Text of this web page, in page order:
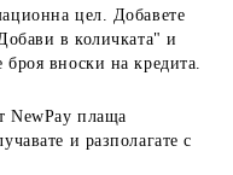
цел. Добавете
в количката" и
вноски на кредита.
NewPay плаща
и разполагате с